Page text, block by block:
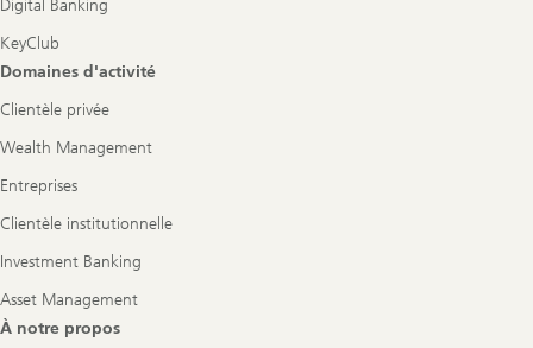
Digital Banking
KeyClub
Domaines d'activité
Clientèle privée
Wealth Management
Entreprises
Clientèle institutionnelle
Investment Banking
Asset Management
À notre propos